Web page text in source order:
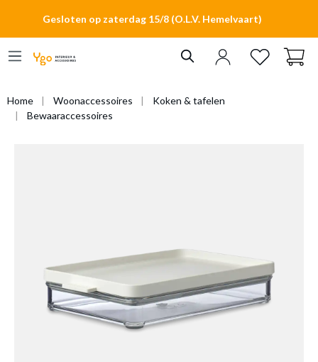
Gesloten op zaterdag 15/8 (O.L.V. Hemelvaart)
Home Woonaccessoires
Koken & tafelen
Bewaaraccessoires